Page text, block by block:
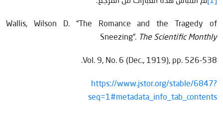
Wallis, Wilson D. “The Romance and the Tragedy of
Sneezing”. The Scientific Monthly
Vol. 9, No. 6 (Dec., 1919), pp. 526-538.
https://www.jstor.org/stable/6847?
seq=1#metadata_info_tab_contents